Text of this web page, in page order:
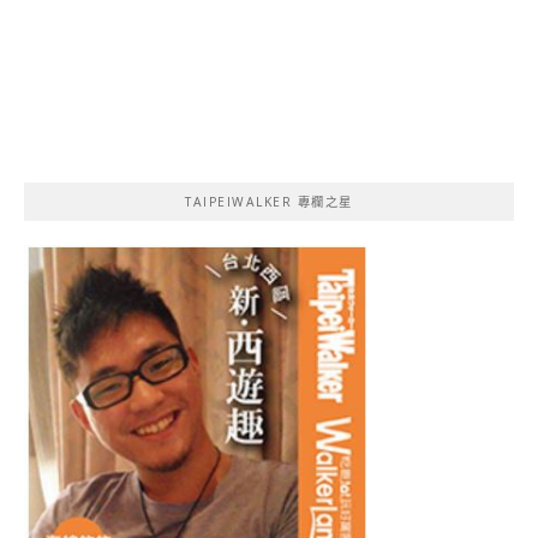
TAIPEIWALKER 專欄之星